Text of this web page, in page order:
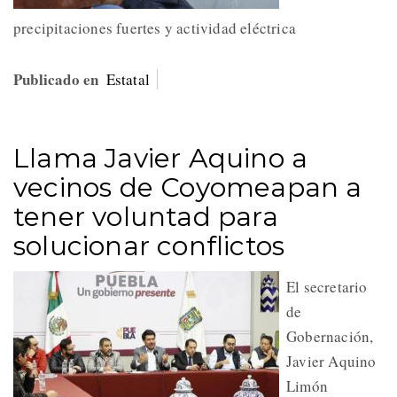
precipitaciones fuertes y actividad eléctrica
Publicado en Estatal
Llama Javier Aquino a
vecinos de Coyomeapan a
tener voluntad para
solucionar conflictos
El secretario
de
Gobernación,
Javier Aquino
Limón